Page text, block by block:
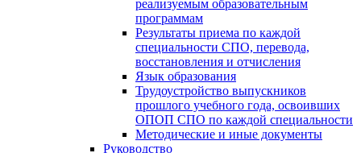
реализуемым образовательным
программам
Результаты приема по каждой
специальности СПО, перевода,
восстановления и отчисления
Язык образования
Трудоустройство выпускников
прошлого учебного года, освоивших
ОПОП СПО по каждой специальности
Методические и иные документы
Руководство